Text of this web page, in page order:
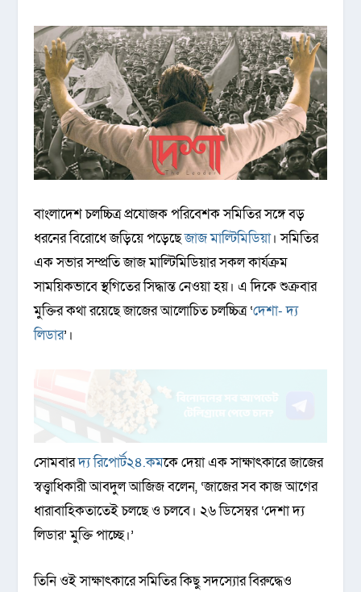
বাংলাদেশ চলচ্চিত্র প্রযোজক পরিবেশক সমিতির সঙ্গে বড়
ধরনের বিরোধে জড়িয়ে পড়েছেজাজ মাল্টিমিডিয়া। সমিতির
এক সভার সম্প্রতি জাজ মাল্টিমিডিয়ার সকল কার্যক্রম
সাময়িকভাবে স্থগিতের সিদ্ধান্ত নেওয়া হয়। এ দিকে শুক্রবার
মুক্তির কথা রয়েছে জাজের আলোচিত চলচ্চিত্র ‌‘দেশা- দ্য
লিডার’।
সোমবারদ্য রিপোর্ট২৪.কমকে দেয়া এক সাক্ষাৎকারে জাজের
স্বত্ত্বাধিকারী আবদুল আজিজ বলেন, ‘জাজের সব কাজ আগের
ধারাবাহিকতাতেই চলছে ও চলবে। ২৬ ডিসেম্বর ‘দেশা দ্য
লিডার’ মুক্তি পাচ্ছে।’
তিনি ওই সাক্ষাৎকারে সমিতির কিছু সদস্যোর বিরুদ্ধেও